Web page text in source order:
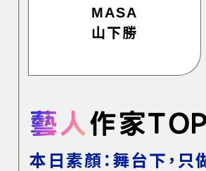
MASA
山下勝
藝人 作家
本日素顏：舞台下，只